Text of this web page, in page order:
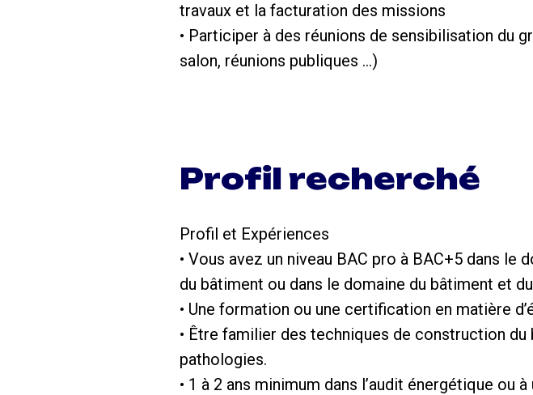
travaux et la facturation des missions
• Participer à des réunions de sensibilisation du
salon, réunions publiques ...)
Profil recherché
Profil et Expériences
• Vous avez un niveau BAC pro à BAC+5 dans
du bâtiment ou dans le domaine du bâtiment et
• Une formation ou une certification en matière
• Être familier des techniques de construction
pathologies.
• 1 à 2 ans minimum dans l’audit énergétique ou